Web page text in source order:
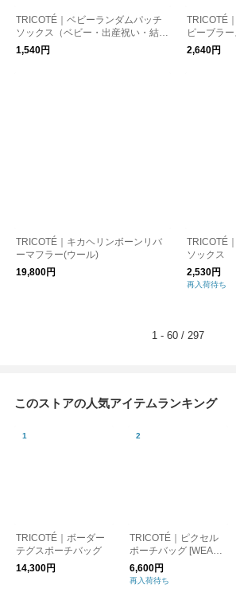
TRICOTÉ｜ベビーランダムパッチ
ソックス（ベビー・出産祝い・結婚
祝い・プチギフト） 靴下
1,540円
TRICOTÉ
ピーブラ
2,640円
TRICOTÉ｜キカヘリンボーンリバ
ーマフラー(ウール)
19,800円
TRICOTÉ
ソックス
2,530円
再入荷待ち
1 - 60 / 297
このストアの人気アイテムランキング
TRICOTÉ｜ボーダー
テグスポーチバッグ
14,300円
TRICOTÉ｜ピクセル
ポーチバッグ [WEAVI
NG]
6,600円
再入荷待ち